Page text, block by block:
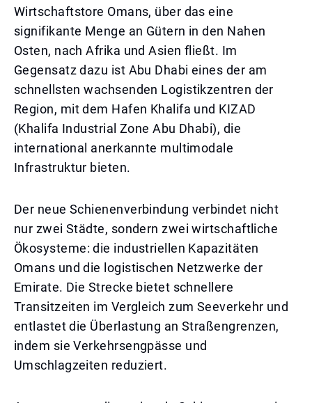
Wirtschaftstore Omans, über das eine
signifikante Menge an Gütern in den Nahen
Osten, nach Afrika und Asien fließt. Im
Gegensatz dazu ist Abu Dhabi eines der am
schnellsten wachsenden Logistikzentren der
Region, mit dem Hafen Khalifa und KIZAD
(Khalifa Industrial Zone Abu Dhabi), die
international anerkannte multimodale
Infrastruktur bieten.
Der neue Schienenverbindung verbindet nicht
nur zwei Städte, sondern zwei wirtschaftliche
Ökosysteme: die industriellen Kapazitäten
Omans und die logistischen Netzwerke der
Emirate. Die Strecke bietet schnellere
Transitzeiten im Vergleich zum Seeverkehr und
entlastet die Überlastung an Straßengrenzen,
indem sie Verkehrsengpässe und
Umschlagzeiten reduziert.